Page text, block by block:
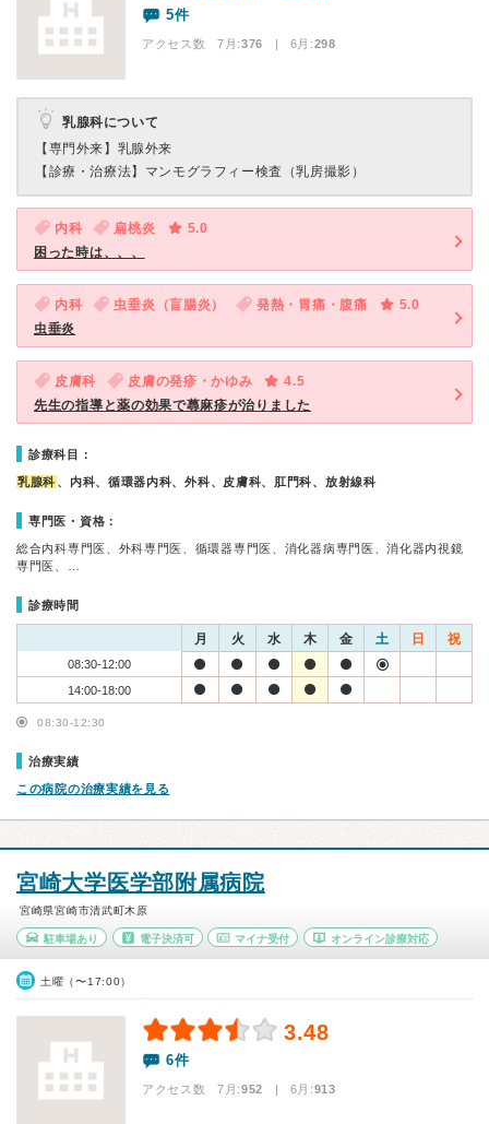
5件
アクセス数 7月:376 | 6月:298
乳腺科について
【専門外来】 乳腺外来
【診療・治療法】 マンモグラフィー検査（乳房撮影）
内科 扁桃炎
5.0
困った時は、、、
内科 虫垂炎（盲腸炎） 発熱・胃痛・腹痛
5.0
虫垂炎
皮膚科 皮膚の発疹・かゆみ
4.5
先生の指導と薬の効果で蕁麻疹が治りました
診療科目：
乳腺科 、内科、循環器内科、外科、皮膚科、肛門科、放射線科
専門医・資格：
総合内科専門医、外科専門医、循環器専門医、消化器病専門医、消化器内視鏡
専門医、…
診療時間
月 火 水 木 金 土 日 祝
08:30-12:00
14:00-18:00
08:30-12:30
治療実績
この病院の治療実績を見る
宮崎大学医学部附属病院
宮崎県宮崎市清武町木原
駐車場あり 電子決済可 マイナ受付 オンライン診療対応
土曜（〜17:00）
3.48
6件
アクセス数 7月:952 | 6月:913